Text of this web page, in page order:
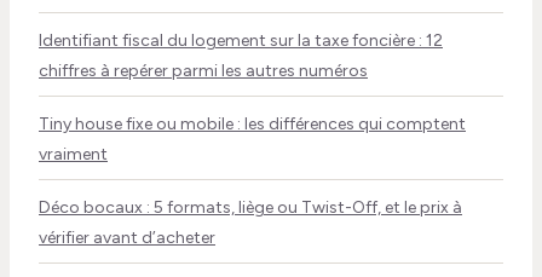
Identifiant fiscal du logement sur la taxe foncière : 12
chiffres à repérer parmi les autres numéros
Tiny house fixe ou mobile : les différences qui comptent
vraiment
Déco bocaux : 5 formats, liège ou Twist-Off, et le prix à
vérifier avant d’acheter